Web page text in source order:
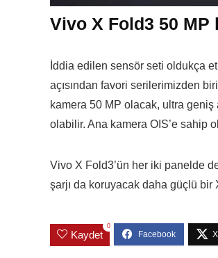
Vivo X Fold3 50
İddia edilen sensör seti oldukça
açısından favori serilerimizden
kamera 50 MP olacak, ultra
olabilir. Ana kamera OIS’e sahip
Vivo X Fold3’ün her iki panelde
şarjı da koruyacak daha güçlü bir
Kaydet
0